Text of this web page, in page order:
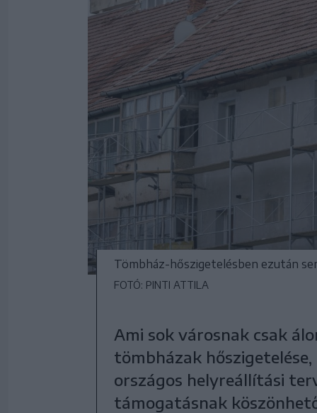
Tömbház-hőszigetelésben ezután
FOTÓ: PINTI ATTILA
Ami sok városnak csak
tömbházak
országos helyreállítási
támogatásnak